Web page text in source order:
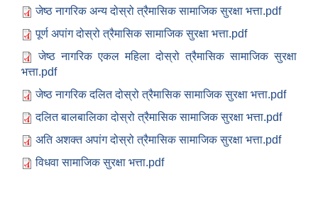
जेष्ठ नागरिक अन्य दोस्रो त्रैमासिक सामाजिक सुरक्षा भत्ता.pdf
पूर्ण अपांग दोस्रो त्रैमासिक सामाजिक सुरक्षा भत्ता.pdf
जेष्ठ नागरिक एकल महिला दोस्रो त्रैमासिक सामाजिक सुरक्षा
भत्ता.pdf
जेष्ठ नागरिक दलित दोस्रो त्रैमासिक सामाजिक सुरक्षा भत्ता.pdf
दलित बालबालिका दोस्रो त्रैमासिक सामाजिक सुरक्षा भत्ता.pdf
अति अशक्त अपांग दोस्रो त्रैमासिक सामाजिक सुरक्षा भत्ता.pdf
विधवा सामाजिक सुरक्षा भत्ता.pdf